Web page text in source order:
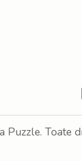
Toate